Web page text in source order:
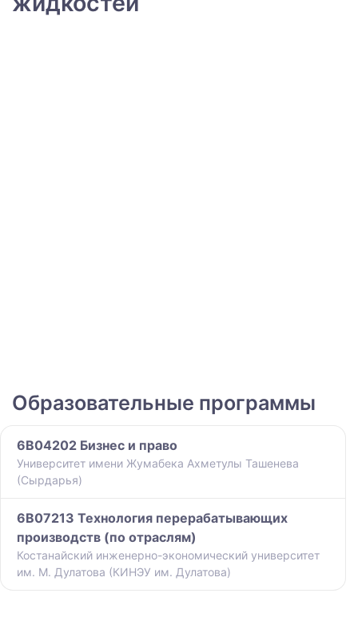
Образовательные программы
6B04202 Бизнес и право
Университет имени Жумабека Ахметулы Ташенева
(Сырдарья)
6B07213 Технология перерабатывающих
производств (по отраслям)
Костанайский инженерно-экономический университет
им. М. Дулатова (КИНЭУ им. Дулатова)